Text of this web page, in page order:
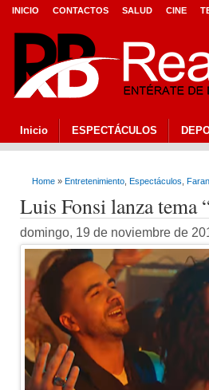
INICIO CONTACTOS SALUD CINE
Inicio ESPECTÁCULOS
Home » Entretenimiento Espectáculos
Luis Fonsi lanza tema
domingo, 19 de noviembre de